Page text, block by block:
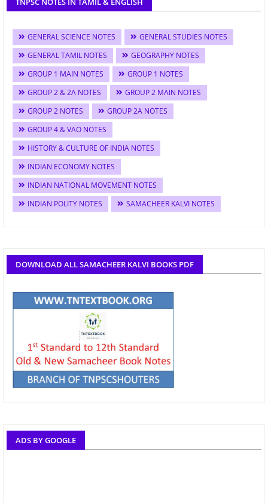
GENERAL SCIENCE NOTES
GENERAL STUDIES NOTES
GENERAL TAMIL NOTES
GEOGRAPHY NOTES
GROUP 1 MAIN NOTES
GROUP 1 NOTES
GROUP 2 & 2A NOTES
GROUP 2 MAIN NOTES
GROUP 2 NOTES
GROUP 2A NOTES
GROUP 4 & VAO NOTES
HISTORY & CULTURE OF INDIA NOTES
INDIAN ECONOMY NOTES
INDIAN NATIONAL MOVEMENT NOTES
INDIAN POLITY NOTES
SAMACHEER KALVI NOTES
DOWNLOAD ALL SAMACHEER KALVI BOOKS PDF
ADS BY GOOGLE